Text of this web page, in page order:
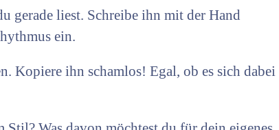
gerade liest. Schreibe ihn mit der Hand
ein.
Kopiere ihn schamlos! Egal, ob es sich dabei